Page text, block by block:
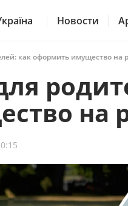
Новости
как оформить имущество на
на